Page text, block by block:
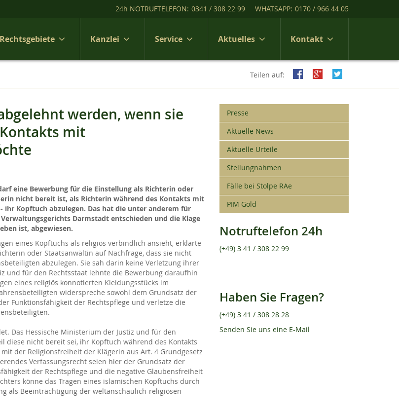
24h NOTRUFTELEFON: 0341 / 308 22 99 WHATSAPP: 0170 / 966 44 05
Rechtsgebiete Kanzlei Service Aktuelles Kontakt
Teilen auf:
werden, wenn sie
mit
eine Bewerbung für die Einstellung als Richterin oder
nicht bereit ist, als Richterin während des Kontakts mit
Kopftuch abzulegen. Das hat die unter anderem für
Darmstadt entschieden und die Klage
ist, abgewiesen.
eines Kopftuchs als religiös verbindlich ansieht, erklärte
oder Staatsanwältin auf Nachfrage, dass sie nicht
abzulegen. Sie sah darin keine Verletzung ihrer
und für den Rechtsstaat lehnte die Bewerbung daraufhin
eines religiös konnotierten Kleidungsstücks im
widerspreche sowohl dem Grundsatz der
Funktionsfähigkeit der Rechtspflege und verletze die
Das Hessische Ministerium der Justiz und für den
diese nicht bereit sei, ihr Kopftuch während des Kontakts
der Religionsfreiheit der Klägerin aus Art. 4 Grundgesetz
Verfassungsrecht seien hier der Grundsatz der
der Rechtspflege und die negative Glaubensfreiheit
könne das Tragen eines islamischen Kopftuchs durch
als Beeinträchtigung der weltanschaulich-religiösen
Presse
Aktuelle News
Aktuelle Urteile
Stellungnahmen
Fälle bei Stolpe RAe
PIM Gold
Notruftelefon 24h
(+49) 3 41 / 308 22 99
Haben Sie Fragen?
(+49) 3 41 / 308 28 28
Senden Sie uns eine E-Mail